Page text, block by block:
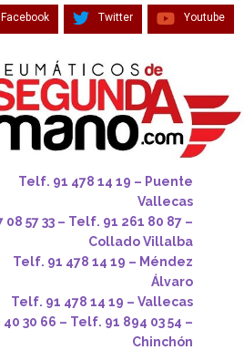
Facebook Twitter Youtube
14 19 – Puente
Vallecas
57 33 – Telf. 91 261 80 87 –
Collado Villalba
14 19 – Méndez
Álvaro
14 19 – Vallecas
30 66 – Telf. 91 894 03 54 –
Chinchón